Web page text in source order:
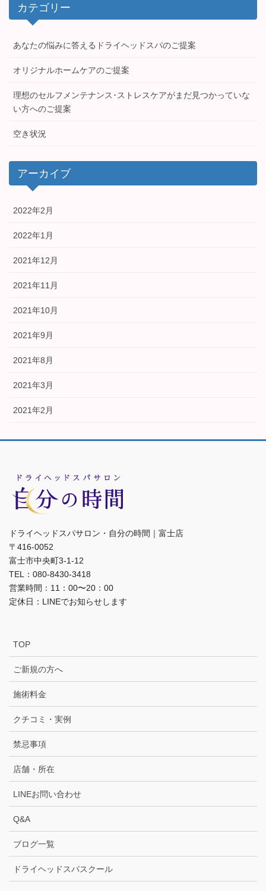
カテゴリー
あなたの悩みに答えるドライヘッドスパのご提案
オリジナルホームケアのご提案
理想のセルフメンテナンス･ストレスケアがまだ見つかっていな
い方へのご提案
空き状況
アーカイブ
2022年2月
2022年1月
2021年12月
2021年11月
2021年10月
2021年9月
2021年8月
2021年3月
2021年2月
ドライヘッドスパサロン・自分の時間｜富士店
〒416-0052
富士市中央町3-1-12
TEL：080-8430-3418
営業時間：11：00〜20：00
定休日：LINEでお知らせします
TOP
ご新規の方へ
施術料金
クチコミ・実例
禁忌事項
店舗・所在
LINEお問い合わせ
Q&A
ブログ一覧
ドライヘッドスパスクール